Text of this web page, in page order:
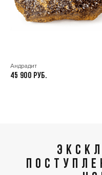
Андрадит
45 900